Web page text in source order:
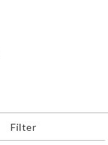
Filter